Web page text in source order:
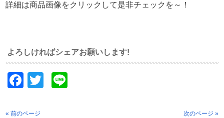
詳細は商品画像をクリックして是非チェックを～！
よろしければシェアお願いします!
Facebook
Twitter
« 前のページ 次のページ »